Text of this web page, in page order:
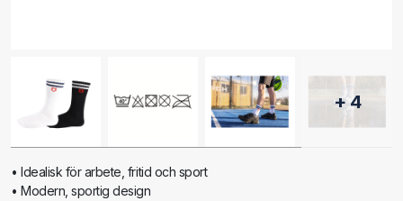
+ 4
• Idealisk för arbete, fritid och sport
• Modern, sportig design